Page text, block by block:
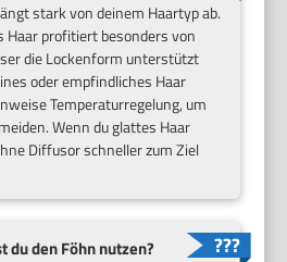
stark von deinem Haartyp ab.
Haar profitiert besonders von
die Lockenform unterstützt
oder empfindliches Haar
Temperaturregelung, um
Wenn du glattes Haar
Diffusor schneller zum Ziel
den Föhn nutzen?